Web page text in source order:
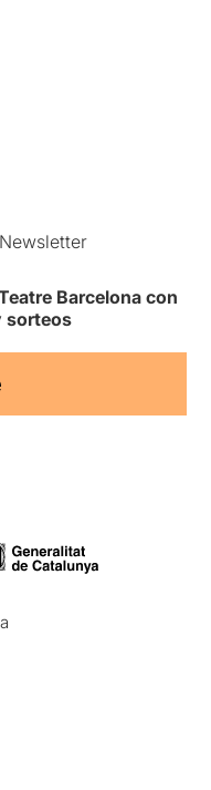
Barcelona con
sorteos